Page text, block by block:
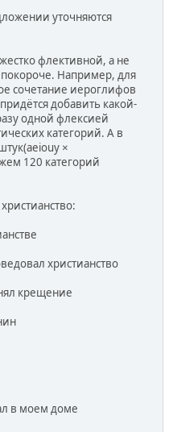
уточняются
флективной, а не
Например, для
сочетание иероглифов
добавить какой-
одной флексией
категорий. А в
×
120 категорий
христианство
крещение
в моем доме